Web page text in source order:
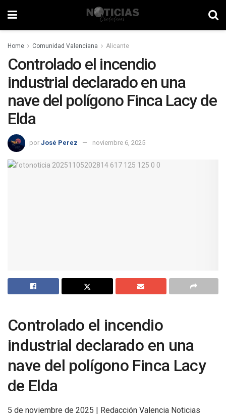
Home Comunidad Valenciana Alicante
Controlado el incendio
industrial declarado en una
nave del polígono Finca Lacy de
Elda
por José Perez noviembre 6, 2025
Controlado el incendio
industrial declarado en una
nave del polígono Finca Lacy
de Elda
5 de noviembre de 2025 | Redacción Valencia Noticias